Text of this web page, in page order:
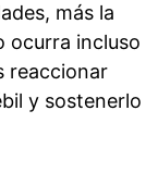
más la
ocurra incluso
reaccionar
y sostenerlo